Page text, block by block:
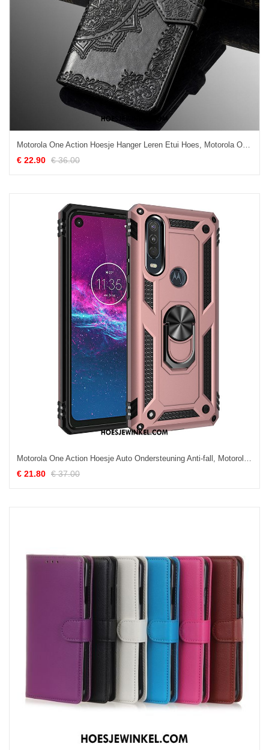
Motorola One Action Hoesje Hanger Leren Etui Hoes, Motorola One Action Hoesje Reliëf Bescherming
€ 22.90 € 36.00
Motorola One Action Hoesje Auto Ondersteuning Anti-fall, Motorola One Action Hoesje Roze Mobiele Telefoon
€ 21.80 € 37.00